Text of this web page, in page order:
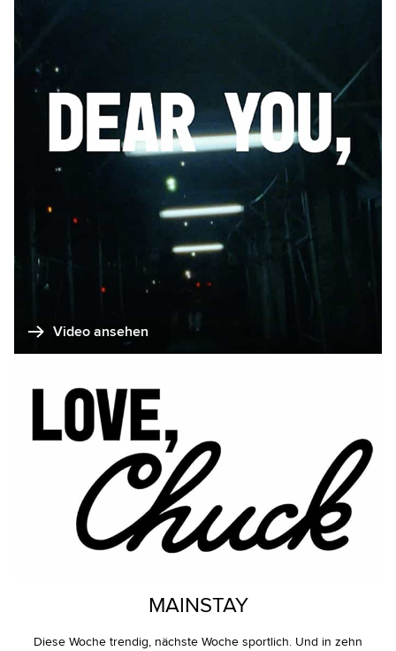
Video ansehen
MAINSTAY
Diese Woche trendig, nächste Woche sportlich. Und in zehn